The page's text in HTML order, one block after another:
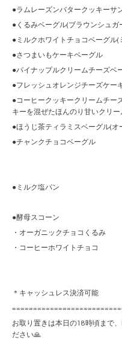
●ラムレーズンバタークッキーサ
●くるみベーグル(ブラウンシュガ
●ミルクホワイトチョコベーグル
●さつまいもケーキベーグル
●パイナップルクリームチーズベ
●フレッシュオレンジチーズケー
●コーヒークッキークリームチー
キーを混ぜたほんのり甘いクリー
●ほうじ茶ティラミスベーグル(
●チャンクチョコベーグル
●ミルク塩パン
●酵母スコーン
・オーガニックチョコくるみ
・コーヒーホワイトチョコ
＊キャッシュレス決済可能
お取り置きは本日の18時頃まで
ださい🙏